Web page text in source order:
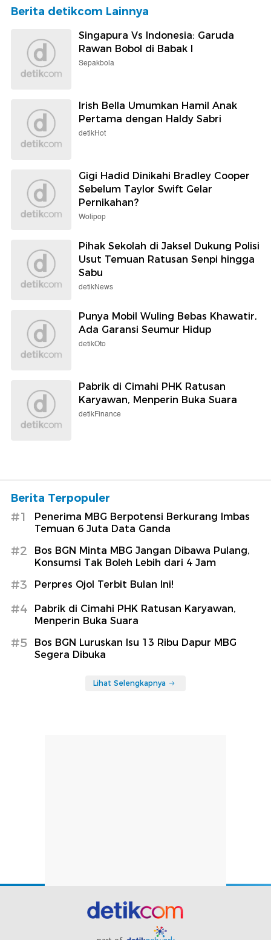
Berita detikcom Lainnya
Singapura Vs Indonesia: Garuda
Rawan Bobol di Babak I
Sepakbola
Irish Bella Umumkan Hamil Anak
Pertama dengan Haldy Sabri
detikHot
Gigi Hadid Dinikahi Bradley Cooper
Sebelum Taylor Swift Gelar
Pernikahan?
Wolipop
Pihak Sekolah di Jaksel Dukung Polisi
Usut Temuan Ratusan Senpi hingga
Sabu
detikNews
Punya Mobil Wuling Bebas Khawatir,
Ada Garansi Seumur Hidup
detikOto
Pabrik di Cimahi PHK Ratusan
Karyawan, Menperin Buka Suara
detikFinance
Berita Terpopuler
#1
Penerima MBG Berpotensi Berkurang Imbas
Temuan 6 Juta Data Ganda
#2
Bos BGN Minta MBG Jangan Dibawa Pulang,
Konsumsi Tak Boleh Lebih dari 4 Jam
#3 Perpres Ojol Terbit Bulan Ini!
#4
Pabrik di Cimahi PHK Ratusan Karyawan,
Menperin Buka Suara
#5
Bos BGN Luruskan Isu 13 Ribu Dapur MBG
Segera Dibuka
Lihat Selengkapnya